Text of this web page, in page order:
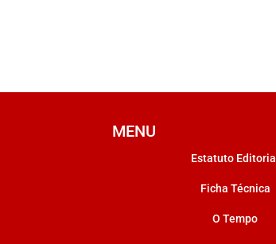
MENU
Estatuto Editorial
Ficha Técnica
O Tempo